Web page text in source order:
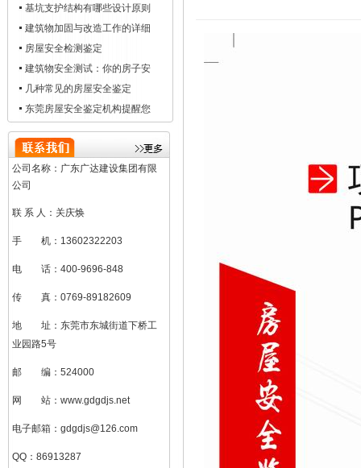
基坑支护结构有哪些设计原则
建筑物加固与改造工作的详细
房屋安全检测鉴定
建筑物安全测试：你的房子安
几种常见的房屋安全鉴定
东莞房屋安全鉴定机构提醒您
公司名称：广东广达建设集团有限
公司
联 系 人：关庆焕
手 机：13602322203
电 话：400-9696-848
传 真：0769-89182609
地 址：东莞市东城街道下桥工
业园路5号
邮 编：524000
网 站：www.gdgdjs.net
电子邮箱：gdgdjs@126.com
QQ：86913287